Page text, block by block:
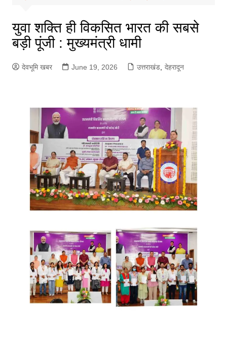
युवा शक्ति ही विकसित भारत की सबसे
बड़ी पूंजी : मुख्यमंत्री धामी
देवभूमि खबर June 19, 2026 उत्तराखंड, देहरादून